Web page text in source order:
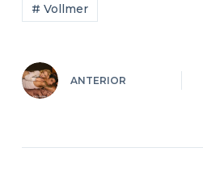
# Vollmer
ANTERIOR